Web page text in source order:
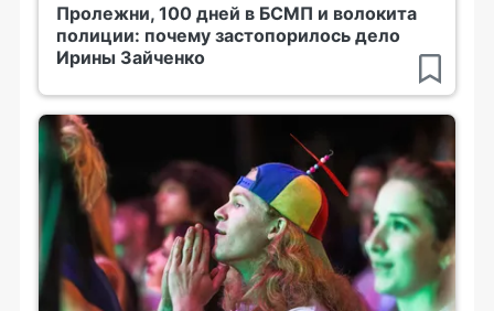
Пролежни, 100 дней в БСМП и волокита
полиции: почему застопорилось дело
Ирины Зайченко